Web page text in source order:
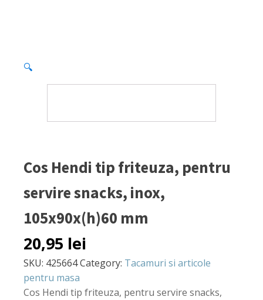
🔍
Cos Hendi tip friteuza, pentru
servire snacks, inox,
105x90x(h)60 mm
20,95 lei
SKU: 425664Category: Tacamuri si articole
pentru masa
Cos Hendi tip friteuza, pentru servire snacks,